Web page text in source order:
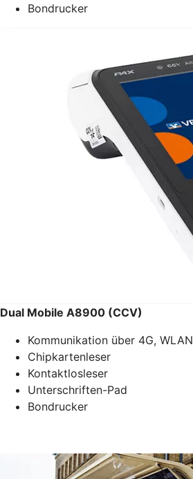
Bondrucker
Dual Mobile A8900 (CCV)
Kommunikation über 4G, WLAN
Chipkartenleser
Kontaktlosleser
Unterschriften-Pad
Bondrucker